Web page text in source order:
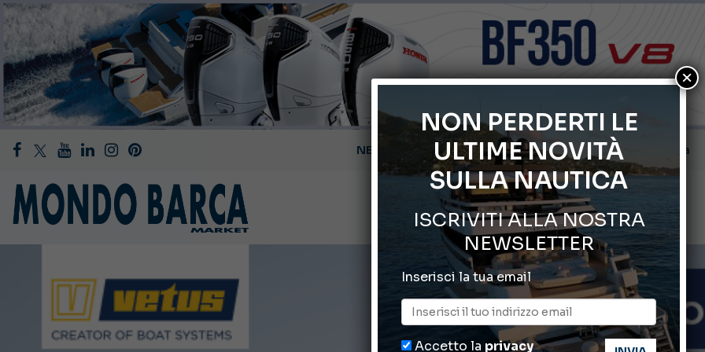
Montecristo Yachting, l’orologio per il diportista
Gommoni Callegari acquisisce Geniuss
66° Salone Nautico Internazionale di Genova
ABOFA 2026: la fiera del mare ad Aqaba
Cannes Yachting Festival 2026: tutte le novità attese a
NON PERDERTI LE
ULTIME NOVITÀ
SULLA NAUTICA
ISCRIVITI ALLA NOSTRA
NEWSLETTER
Inserisci la tua email
Accetto la privacy
×